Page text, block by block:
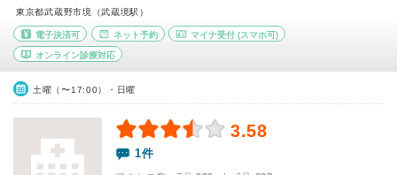
東京都武蔵野市境（武蔵境駅）
電子決済可 ネット予約 マイナ受付 (スマホ可)
オンライン診療対応
土曜（〜17:00）・日曜
3.58
1件